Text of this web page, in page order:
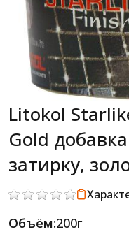
Litokol
Gold
затирку,
Объём:200г